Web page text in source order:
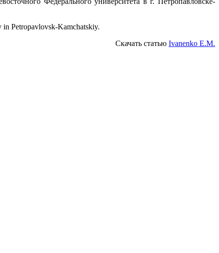
Petropavlovsk-Kamchatskiy.
Скачать статью Ivanenko E.M.